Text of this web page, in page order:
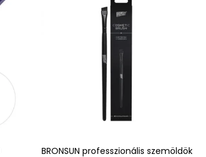
BRONSUN professzionális szemöldök